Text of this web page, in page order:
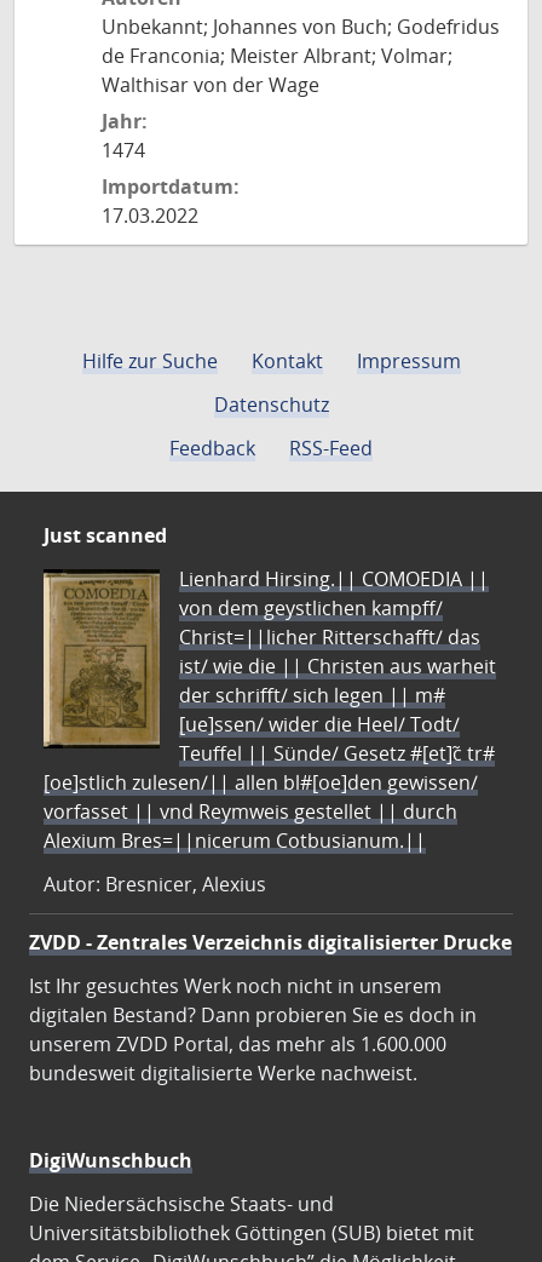
Unbekannt; Johannes von Buch; Godefridus
de Franconia; Meister Albrant; Volmar;
Walthisar von der Wage
Jahr:
1474
Importdatum:
17.03.2022
Hilfe zur Suche Kontakt
Impressum
Datenschutz
Feedback
RSS-Feed
Just scanned
Lienhard Hirsing.|| COMOEDIA ||
von dem geystlichen kampff/
Christ=||licher Ritterschafft/ das
ist/ wie die || Christen aus warheit
der schrifft/ sich legen || m#
[ue]ssen/ wider die Heel/ Todt/
Teuffel || Sünde/ Gesetz #[et]c̃ tr#
[oe]stlich zulesen/|| allen bl#[oe]den gewissen/
vorfasset || vnd Reymweis gestellet || durch
Alexium Bres=||nicerum Cotbusianum.||
Autor: Bresnicer, Alexius
ZVDD - Zentrales Verzeichnis digitalisierter Drucke
Ist Ihr gesuchtes Werk noch nicht in unserem
digitalen Bestand? Dann probieren Sie es doch in
unserem ZVDD Portal, das mehr als 1.600.000
bundesweit digitalisierte Werke nachweist.
DigiWunschbuch
Die Niedersächsische Staats- und
Universitätsbibliothek Göttingen (SUB) bietet mit